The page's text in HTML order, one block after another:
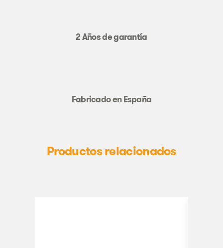
2 Años de garantía
Fabricado en España
Productos relacionados